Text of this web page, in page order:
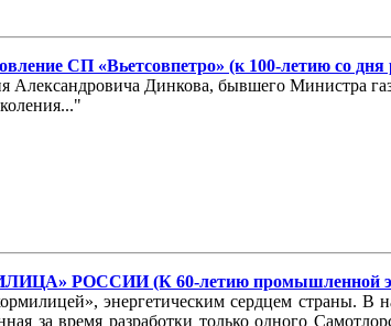
СП «Вьетсовпетро» (к 100-летию со
Александровича Динкова, бывшего Министра
(К 60-летию промышленной
энергетическим сердцем страны. В
за время разработки только одного